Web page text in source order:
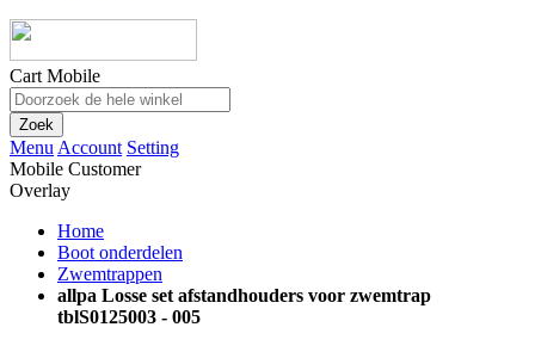
Cart Mobile
Zoek
Menu Account Setting
Mobile Customer
Overlay
Home
Boot onderdelen
Zwemtrappen
allpa Losse set afstandhouders voor zwemtrap
tblS0125003 - 005